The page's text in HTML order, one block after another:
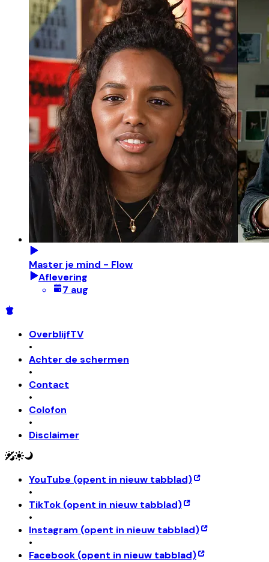
Master je mind - Flow
Aflevering
7 aug
OverblijfTV
•
Achter de schermen
•
Contact
•
Colofon
•
Disclaimer
YouTube (opent in nieuw tabblad)
•
TikTok (opent in nieuw tabblad)
•
Instagram (opent in nieuw tabblad)
•
Facebook (opent in nieuw tabblad)